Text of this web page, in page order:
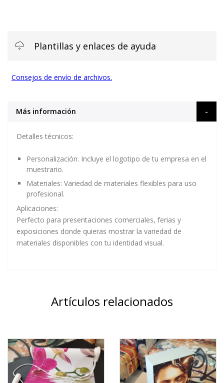
Plantillas y enlaces de ayuda
Consejos de envío de archivos.
Más información
Detalles técnicos:
Personalización: Incluye el logotipo de tu empresa en el
muestrario.
Materiales: Variedad de materiales flexibles para uso
profesional.
Aplicaciones:
Perfecto para presentaciones comerciales, ferias y
exposiciones donde quieras mostrar la variedad de
materiales disponibles con tu identidad visual.
Artículos relacionados